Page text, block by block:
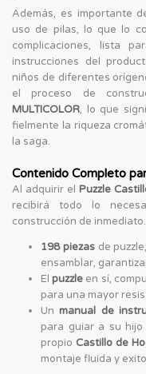
Además, es importante
uso de pilas, lo que lo
complicaciones, lista
instrucciones del
niños de diferentes
el proceso de
MULTICOLOR, lo que
fielmente la riqueza
la saga.
Contenido Completo
Al adquirir el Puzzle
recibirá todo lo
construcción de
198 piezasde
ensamblar,
Elpuzzle en sí,
para una mayor
Unmanual de
para guiar a su
propio Castillo de
montaje fluida y